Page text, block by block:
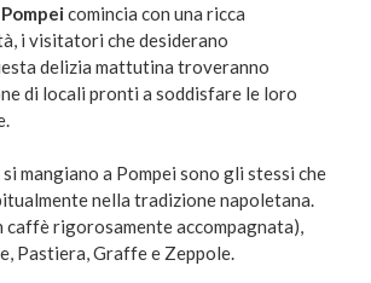
comincia con una ricca
i visitatori che desiderano
delizia mattutina troveranno
di locali pronti a soddisfare le loro
si mangiano a Pompei sono gli stessi che
nella tradizione napoletana.
caffè rigorosamente accompagnata),
Pastiera, Graffe e Zeppole.